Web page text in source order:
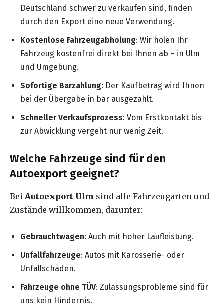
Deutschland schwer zu verkaufen sind, finden
durch den Export eine neue Verwendung.
Kostenlose Fahrzeugabholung: Wir holen Ihr
Fahrzeug kostenfrei direkt bei Ihnen ab – in Ulm
und Umgebung.
Sofortige Barzahlung: Der Kaufbetrag wird Ihnen
bei der Übergabe in bar ausgezahlt.
Schneller Verkaufsprozess: Vom Erstkontakt bis
zur Abwicklung vergeht nur wenig Zeit.
Welche Fahrzeuge sind für den
Autoexport geeignet?
Bei Autoexport Ulm sind alle Fahrzeugarten und
Zustände willkommen, darunter:
Gebrauchtwagen: Auch mit hoher Laufleistung.
Unfallfahrzeuge: Autos mit Karosserie- oder
Unfallschäden.
Fahrzeuge ohne TÜV: Zulassungsprobleme sind für
uns kein Hindernis.